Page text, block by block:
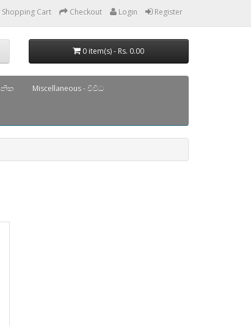
Shopping Cart Checkout Login Register
0 item(s) - Rs. 0.00
Miscellaneous - විවිධ